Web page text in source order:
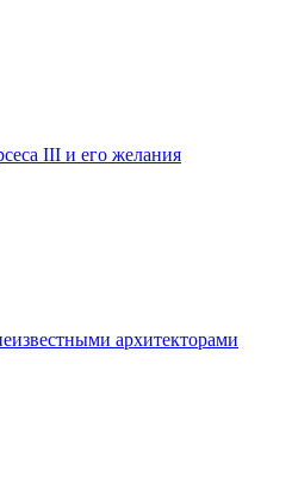
III и его желания
архитекторами